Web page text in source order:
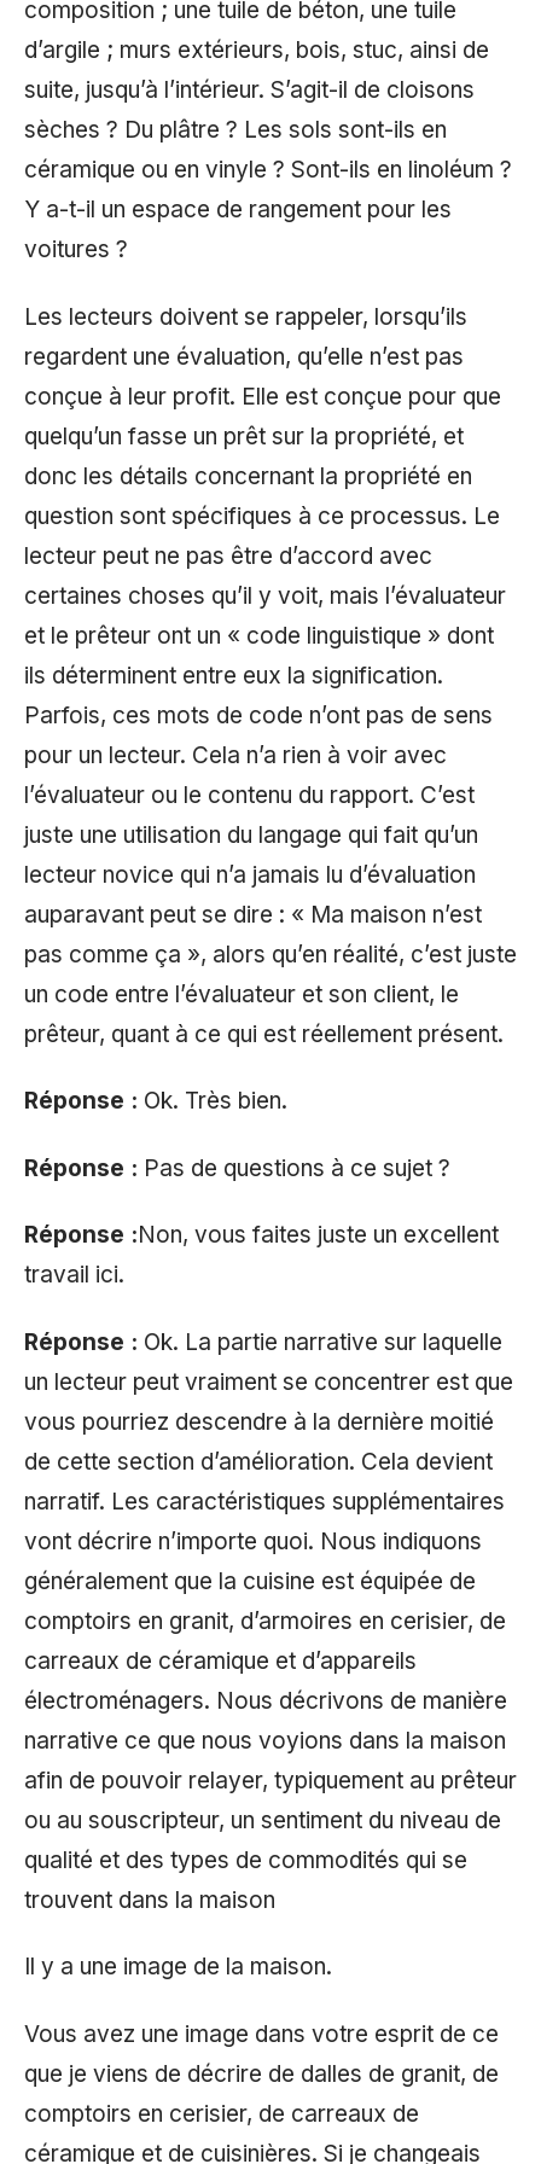
composition ; une tuile de béton, une tuile
d’argile ; murs extérieurs, bois, stuc, ainsi de
suite, jusqu’à l’intérieur. S’agit-il de cloisons
sèches ? Du plâtre ? Les sols sont-ils en
céramique ou en vinyle ? Sont-ils en linoléum ?
Y a-t-il un espace de rangement pour les
voitures ?
Les lecteurs doivent se rappeler, lorsqu’ils
regardent une évaluation, qu’elle n’est pas
conçue à leur profit. Elle est conçue pour que
quelqu’un fasse un prêt sur la propriété, et
donc les détails concernant la propriété en
question sont spécifiques à ce processus. Le
lecteur peut ne pas être d’accord avec
certaines choses qu’il y voit, mais l’évaluateur
et le prêteur ont un « code linguistique » dont
ils déterminent entre eux la signification.
Parfois, ces mots de code n’ont pas de sens
pour un lecteur. Cela n’a rien à voir avec
l’évaluateur ou le contenu du rapport. C’est
juste une utilisation du langage qui fait qu’un
lecteur novice qui n’a jamais lu d’évaluation
auparavant peut se dire : « Ma maison n’est
pas comme ça », alors qu’en réalité, c’est juste
un code entre l’évaluateur et son client, le
prêteur, quant à ce qui est réellement présent.
Réponse : Ok. Très bien.
Réponse : Pas de questions à ce sujet ?
Réponse :Non, vous faites juste un excellent
travail ici.
Réponse : Ok. La partie narrative sur laquelle
un lecteur peut vraiment se concentrer est que
vous pourriez descendre à la dernière moitié
de cette section d’amélioration. Cela devient
narratif. Les caractéristiques supplémentaires
vont décrire n’importe quoi. Nous indiquons
généralement que la cuisine est équipée de
comptoirs en granit, d’armoires en cerisier, de
carreaux de céramique et d’appareils
électroménagers. Nous décrivons de manière
narrative ce que nous voyions dans la maison
afin de pouvoir relayer, typiquement au prêteur
ou au souscripteur, un sentiment du niveau de
qualité et des types de commodités qui se
trouvent dans la maison
Il y a une image de la maison.
Vous avez une image dans votre esprit de ce
que je viens de décrire de dalles de granit, de
comptoirs en cerisier, de carreaux de
céramique et de cuisinières. Si je changeais